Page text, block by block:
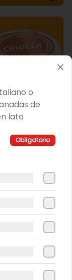
o
de
lata
Obligatorio